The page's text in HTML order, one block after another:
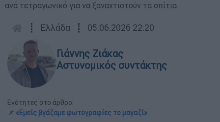
ανά τετραγωνικό για να ξαναχτιστούν τα σπίτια
┋ Ελλάδα ┋ 05.06.2026 22:20
Γιάννης Ζιάκας
Αστυνομικός συντάκτης
Ενότητες στο άρθρο:
📌 «Εμείς βγάζαμε φωτογραφίες το μαγαζί»